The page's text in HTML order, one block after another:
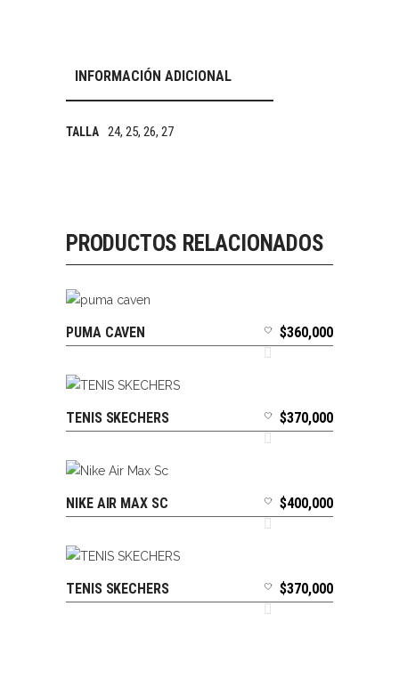
INFORMACIÓN ADICIONAL
TALLA 24, 25, 26, 27
PRODUCTOS RELACIONADOS
SELECCIONAR OPCIONES
PUMA CAVEN $360,000
SELECCIONAR OPCIONES
TENIS SKECHERS $370,000
SELECCIONAR OPCIONES
NIKE AIR MAX SC $400,000
SELECCIONAR OPCIONES
TENIS SKECHERS $370,000